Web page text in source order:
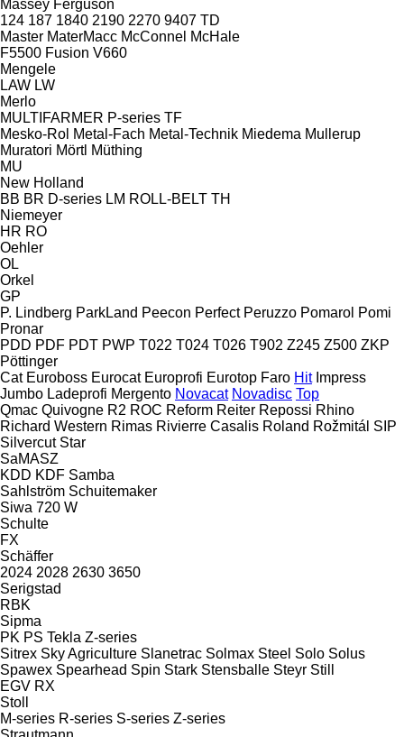
Massey Ferguson
124 187 1840 2190 2270 9407 TD
Master MaterMacc McConnel McHale
F5500 Fusion V660
Mengele
LAW LW
Merlo
MULTIFARMER P-series TF
Mesko-Rol Metal-Fach Metal-Technik Miedema Mullerup
Muratori Mörtl Müthing
MU
New Holland
BB BR D-series LM ROLL-BELT TH
Niemeyer
HR RO
Oehler
OL
Orkel
GP
P. Lindberg ParkLand Peecon Perfect Peruzzo Pomarol Pomi
Pronar
PDD PDF PDT PWP T022 T024 T026 T902 Z245 Z500 ZKP
Pöttinger
Cat Euroboss Eurocat Europrofi Eurotop Faro Hit Impress
Jumbo Ladeprofi Mergento Novacat Novadisc Top
Qmac Quivogne R2 ROC Reform Reiter Repossi Rhino
Richard Western Rimas Rivierre Casalis Roland Rožmitál SIP
Silvercut Star
SaMASZ
KDD KDF Samba
Sahlström Schuitemaker
Siwa 720 W
Schulte
FX
Schäffer
2024 2028 2630 3650
Serigstad
RBK
Sipma
PK PS Tekla Z-series
Sitrex Sky Agriculture Slanetrac Solmax Steel Solo Solus
Spawex Spearhead Spin Stark Stensballe Steyr Still
EGV RX
Stoll
M-series R-series S-series Z-series